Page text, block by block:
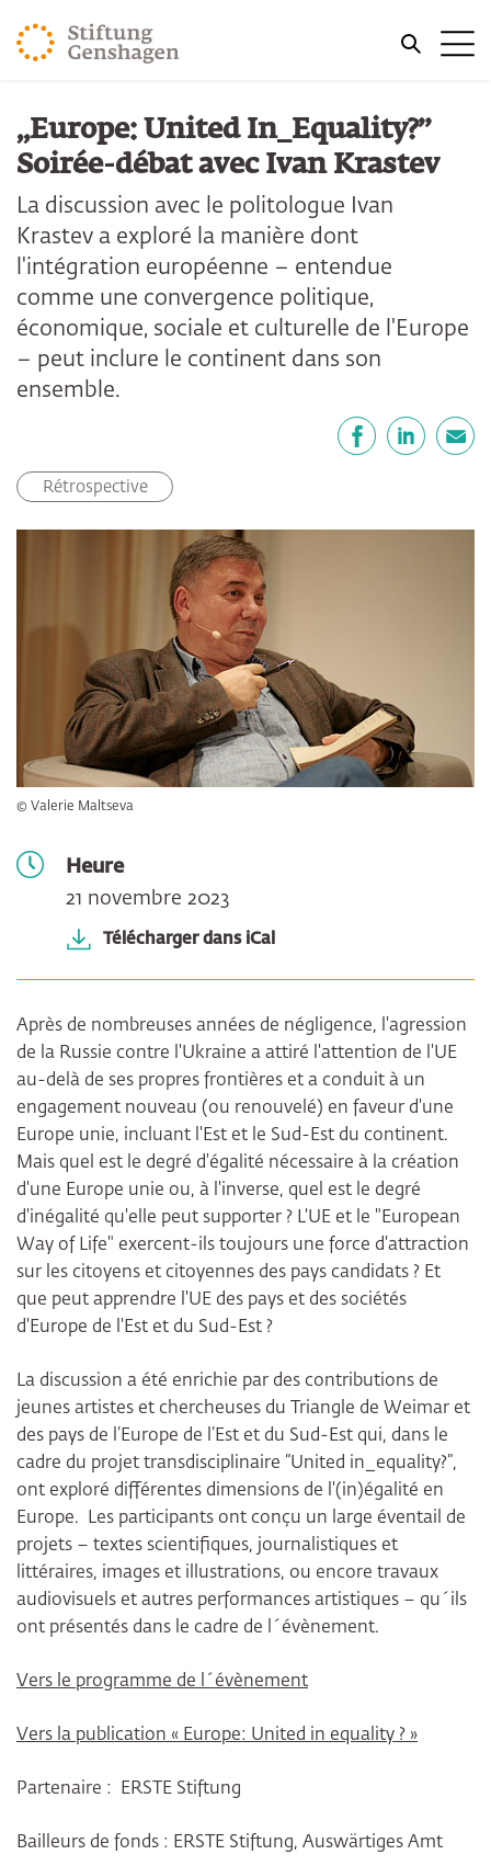
REVENIR AU CONTENU PRINCIPAL
REVENIR À LA RECHERCHE
„Europe: United In_Equality?”
Soirée-débat avec Ivan Krastev
La discussion avec le politologue Ivan
Krastev a exploré la manière dont
l'intégration européenne – entendue
comme une convergence politique,
économique, sociale et culturelle de l'Europe
– peut inclure le continent dans son
ensemble.
Rétrospective
© Valerie Maltseva
Heure
21 novembre 2023
Télécharger dans iCal
Après de nombreuses années de négligence, l'agression
de la Russie contre l'Ukraine a attiré l'attention de l'UE
au-delà de ses propres frontières et a conduit à un
engagement nouveau (ou renouvelé) en faveur d'une
Europe unie, incluant l'Est et le Sud-Est du continent.
Mais quel est le degré d'égalité nécessaire à la création
d'une Europe unie ou, à l'inverse, quel est le degré
d'inégalité qu'elle peut supporter ? L'UE et le "European
Way of Life" exercent-ils toujours une force d'attraction
sur les citoyens et citoyennes des pays candidats ? Et
que peut apprendre l'UE des pays et des sociétés
d'Europe de l'Est et du Sud-Est ?
La discussion a été enrichie par des contributions de
jeunes artistes et chercheuses du Triangle de Weimar et
des pays de l’Europe de l’Est et du Sud-Est qui, dans le
cadre du projet transdisciplinaire “United in_equality?”,
ont exploré différentes dimensions de l'(in)égalité en
Europe. Les participants ont conçu un large éventail de
projets – textes scientifiques, journalistiques et
littéraires, images et illustrations, ou encore travaux
audiovisuels et autres performances artistiques – qu´ils
ont présentés dans le cadre de l´évènement.
Vers le programme de l´évènement
Vers la publication « Europe: United in equality ? »
Partenaire : ERSTE Stiftung
Bailleurs de fonds : ERSTE Stiftung, Auswärtiges Amt